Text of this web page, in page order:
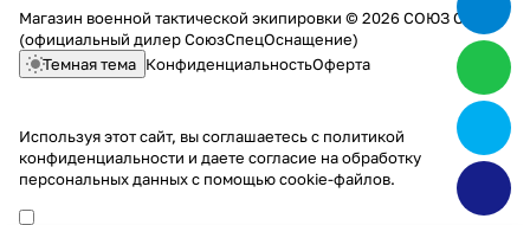
Магазин военной тактической экипировки © 2026 СОЮЗ ССО
(официальный дилер СоюзСпецОснащение)
Темная тема КонфиденциальностьОферта
Используя этот сайт, вы соглашаетесь с политикой
конфиденциальности и даете согласие на обработку
персональных данных с помощью cookie-файлов.Max